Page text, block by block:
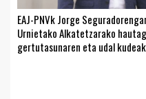
EAJ-PNVk Jorge
Urnietako Alkatetzarako
gertutasunaren eta udal